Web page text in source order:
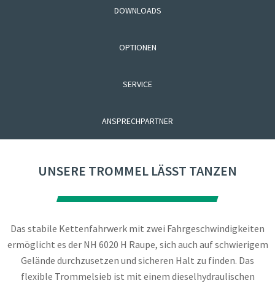
DOWNLOADS
OPTIONEN
SERVICE
ANSPRECHPARTNER
UNSERE TROMMEL LÄSST TANZEN
Das stabile Kettenfahrwerk mit zwei Fahrgeschwindigkeiten
ermöglicht es der NH 6020 H Raupe, sich auch auf schwierigem
Gelände durchzusetzen und sicheren Halt zu finden. Das
flexible Trommelsieb ist mit einem dieselhydraulischen